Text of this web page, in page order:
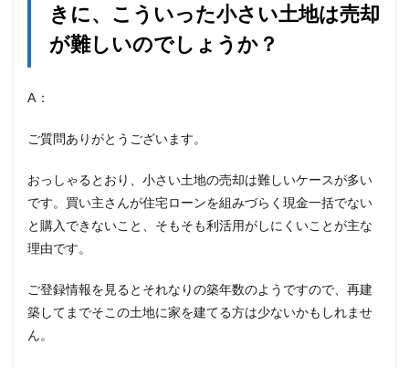
きに、こういった小さい土地は売却
が難しいのでしょうか？
A：
ご質問ありがとうございます。
おっしゃるとおり、小さい土地の売却は難しいケースが多い
です。買い主さんが住宅ローンを組みづらく現金一括でない
と購入できないこと、そもそも利活用がしにくいことが主な
理由です。
ご登録情報を見るとそれなりの築年数のようですので、再建
築してまでそこの土地に家を建てる方は少ないかもしれませ
ん。